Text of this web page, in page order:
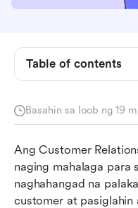
Basahin sa loob ng 19
Ang Customer
naging mahalaga para
naghahangad na
customer at pasiglahin
Table of contents
Thailand?
isaalang-alang ng
negosyo
Top 8 mga
Thailand: Isang